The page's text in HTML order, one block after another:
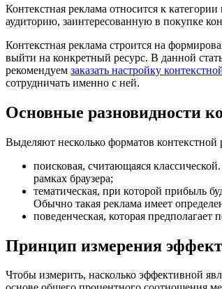
Контекстная реклама относится к
аудиторию, заинтересованную в покупке
Контекстная реклама строится на
выйти на конкретный ресурс. В данной
рекомендуем заказать настройку
сотрудничать именно с ней.
Основные разновидности
Выделяют несколько форматов контекстной
поисковая, считающаяся
рамках браузера;
тематическая, при которой прибыль
Обычно такая реклама имеет
поведенческая, которая
Принцип измерения
Чтобы измерить, насколько эффективной